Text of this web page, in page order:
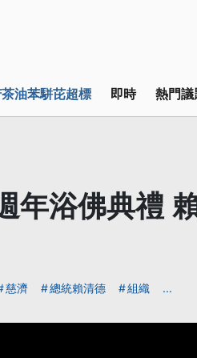
油苯駢芘超標 即時 熱門議
年浴佛典禮
慈濟 總統賴清德 組織 ...